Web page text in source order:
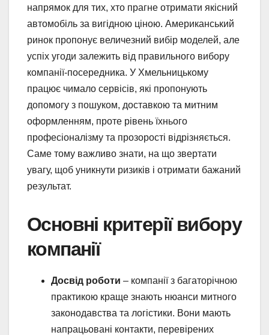
напрямок для тих, хто прагне отримати якісний
автомобіль за вигідною ціною. Американський
ринок пропонує величезний вибір моделей, але
успіх угоди залежить від правильного вибору
компанії‑посередника. У Хмельницькому
працює чимало сервісів, які пропонують
допомогу з пошуком, доставкою та митним
оформленням, проте рівень їхнього
професіоналізму та прозорості відрізняється.
Саме тому важливо знати, на що звертати
увагу, щоб уникнути ризиків і отримати бажаний
результат.
Основні критерії вибору
компанії
Досвід роботи – компанії з багаторічною
практикою краще знають нюанси митного
законодавства та логістики. Вони мають
напрацьовані контакти, перевірених